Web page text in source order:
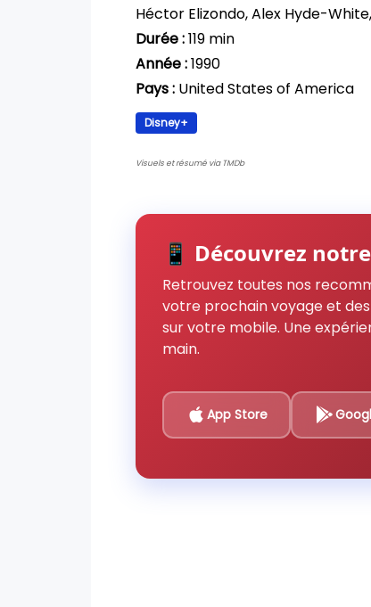
Héctor Elizondo, Alex Hyde-
Durée :119 min
Année :1990
Pays : United States of America
Disney+
Visuels et résumé via TMDb
📱 Découvrez
Retrouvez toutes nos
votre prochain voyage et
sur votre mobile. Une
main.
App Store